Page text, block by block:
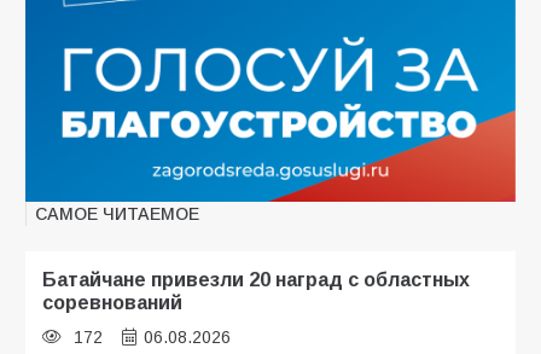
САМОЕ ЧИТАЕМОЕ
Батайчане привезли 20 наград с областных
соревнований
172 06.08.2026